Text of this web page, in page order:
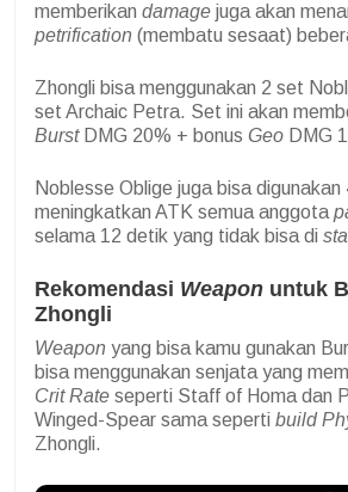
memberikan damage juga akan
petrification (membatu sesaat)
Zhongli bisa menggunakan 2 set
set Archaic Petra. Set ini akan
BurstDMG 20% + bonus Geo DMG
Noblesse Oblige juga bisa
meningkatkan ATK semua anggota
selama 12 detik yang tidak bisa di
Rekomendasi Weapon untuk
Zhongli
Weapon yang bisa kamu gunakan
bisa menggunakan senjata yang
Crit Rate seperti Staff of Homa dan
Winged-Spear sama seperti build
Zhongli.